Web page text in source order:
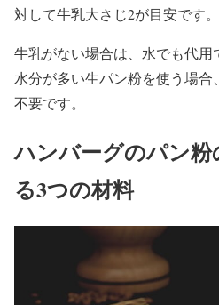
対して牛乳大さじ2が目安です。
牛乳がない場合は、水でも代用
水分が多い生パン粉を使う場
不要です。
ハンバーグのパン粉
る3つの材料